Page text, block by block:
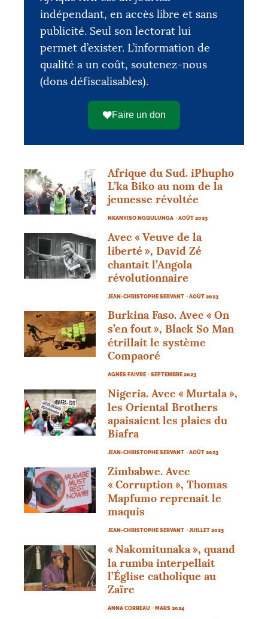
indépendant, en accès libre et sans
publicité. Seul son lectorat lui
permet d’exister. L’information de
qualité a un coût, soutenez-nous
(dons défiscalisables).
Faire un don
Afrique du Sud. iPhupho
L’ka Biko au nom de la
jeunesse révoltée
NKANYISO NGQULUNGA · AOÛT 2023
Avec « Veuve de la
liberté », David Zé
chantait l’Angola
révolutionnaire
JEAN-CHRISTOPHE SERVANT · AOÛT 2023
Burkina Faso. Avec « On
s’en fout», Black So Man
étrillait le système
Compaoré
AGNÈS FAIVRE · SEPTEMBRE 2023
Nigeria. Avec « Murtala»,
les Oriental Brothers
apaisaient les plaies du
Biafra
JEAN-CHRISTOPHE SERVANT · AOÛT 2023
Zimbabwe. Avec
« Corruption», Thomas
Mapfumo reprenait le
maquis
JEAN-CHRISTOPHE SERVANT · JUILLET 2023
« Nakomitunaka», quand
la rumba interpellait
l’Église catholique au
Zaïre
ANNA CORREAU · MARS 2024
COLLECTÉS
12 205 €
OBJECTIF
20 000 €
PALIER 1
5000 €
|
PALIER 2
10000 €
|
PALIER 3
15000 €
FAIRE UN DON